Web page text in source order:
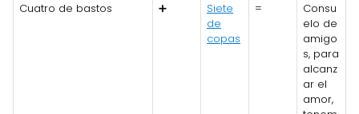
Cuatro de bastos
➕
Siete
de
copas
=
Consu
elo de
amigo
s, para
alcanz
ar el
amor,